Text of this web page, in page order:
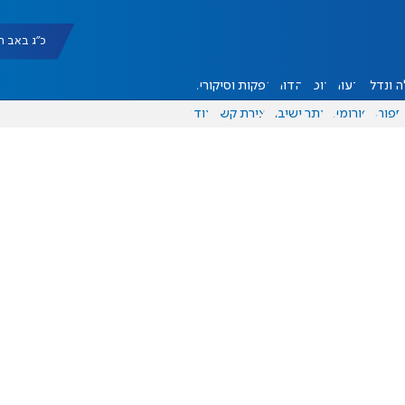
כ"ג באב תשפ"ו
ונדל"ן דעות אוכל יהדות הפקות וסיקורים
ספורט פורומים אתר ישיבה יצירת קשר עוד